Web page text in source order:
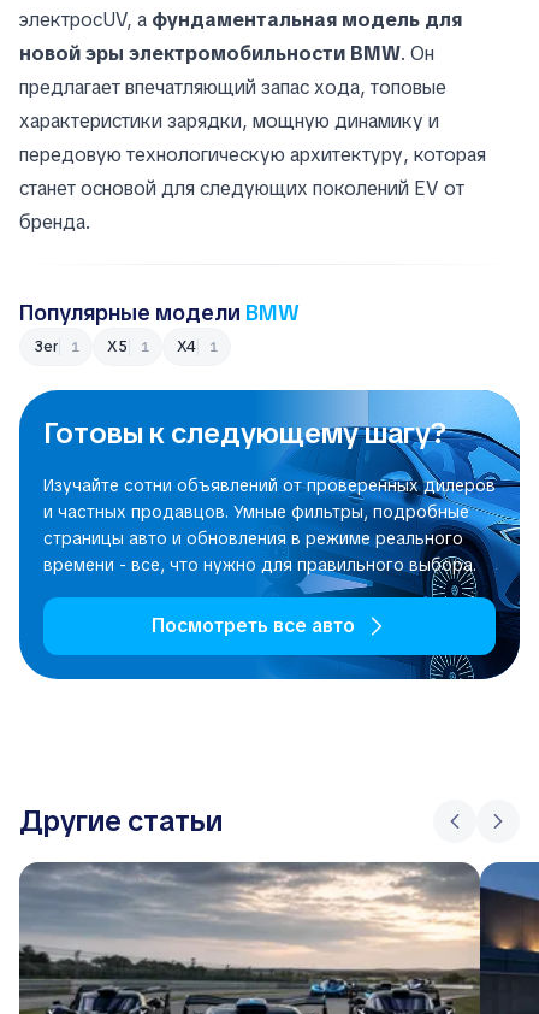
электросUV, а фундаментальная модель для
новой эры электромобильности BMW. Он
предлагает впечатляющий запас хода, топовые
характеристики зарядки, мощную динамику и
передовую технологическую архитектуру, которая
станет основой для следующих поколений EV от
бренда.
Популярные модели BMW
3er 1 X5 1 X4 1
Готовы к следующему шагу?
Изучайте сотни объявлений от проверенных дилеров
и частных продавцов. Умные фильтры, подробные
страницы авто и обновления в режиме реального
времени - все, что нужно для правильного выбора.
Посмотреть все авто
Другие статьи